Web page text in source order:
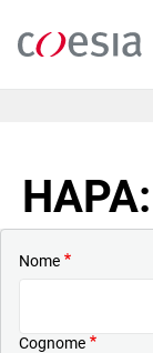
contenuto
Nome
Cognome